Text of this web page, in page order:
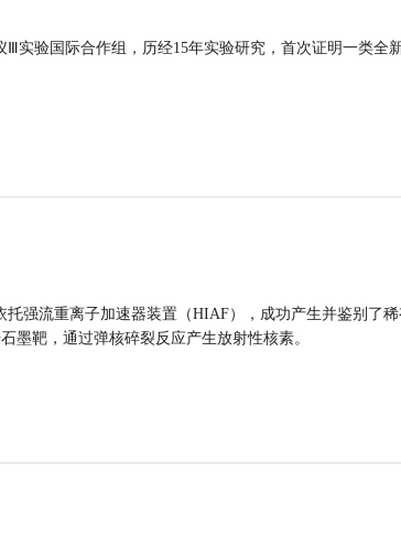
实验国际合作组，历经15年实验研究，首次证明一类全
强流重离子加速器装置（HIAF），成功产生并鉴别了
墨靶，通过弹核碎裂反应产生放射性核素。